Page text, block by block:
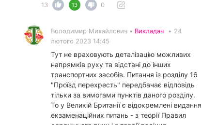
13
13 0
Володимир Михайлович • Викладач • 24
лютого 2023 14:45
Тут не враховують деталізацію можливих
напрямків руху та відстані до інших
транспортних засобів. Питання із розділу 16
"Проїзд перехресть" передбачає відповідь
тільки за вимогами пунктів даного розділу.
То у Великій Британії є відокремлені видання
екзаменаційних питань - з теорії Правил